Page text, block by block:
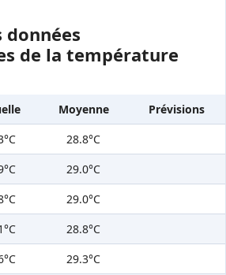
données
de la température
Moyenne
Prévisions
28.8°C
29.0°C
29.0°C
28.8°C
29.3°C